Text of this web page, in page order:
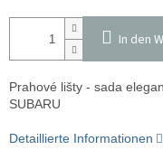
In den
Prahové lišty - sada
SUBARU
Detaillierte Informationen